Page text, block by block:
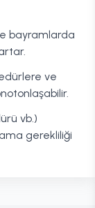
bayramlarda
ve
vb.)
gerekliliği